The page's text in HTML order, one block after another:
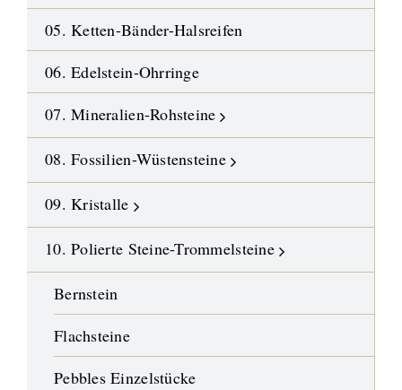
05. Ketten-Bänder-Halsreifen
06. Edelstein-Ohrringe
07. Mineralien-Rohsteine
08. Fossilien-Wüstensteine
09. Kristalle
10. Polierte Steine-Trommelsteine
Bernstein
Flachsteine
Pebbles Einzelstücke